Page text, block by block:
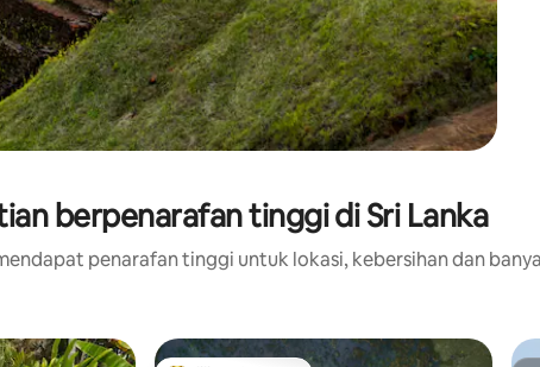
berpenarafan tinggi di Sri Lanka
penarafan tinggi untuk lokasi, kebersihan dan